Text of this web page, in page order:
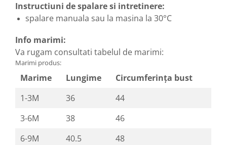
Instructiuni de spalare si intretinere:
spalare manuala sau la masina la 30°C
Info marimi:
Va rugam consultati tabelul de marimi:
Marimi produs:
Marime Lungime
Circumferința bust
1-3M
36
44
3-6M
38
46
6-9M
40.5
48